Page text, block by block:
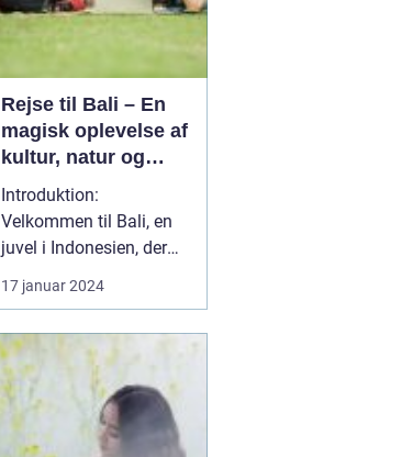
Rejse til Bali – En
magisk oplevelse af
kultur, natur og
eventyr
Introduktion:
Velkommen til Bali, en
juvel i Indonesien, der
byder på en unik
rejseoplevelse fyldt med
spektakulær natur og
uforglemmelige eventyr.
Uanset om du er en
erfaren rejsende eller
17 januar 2024